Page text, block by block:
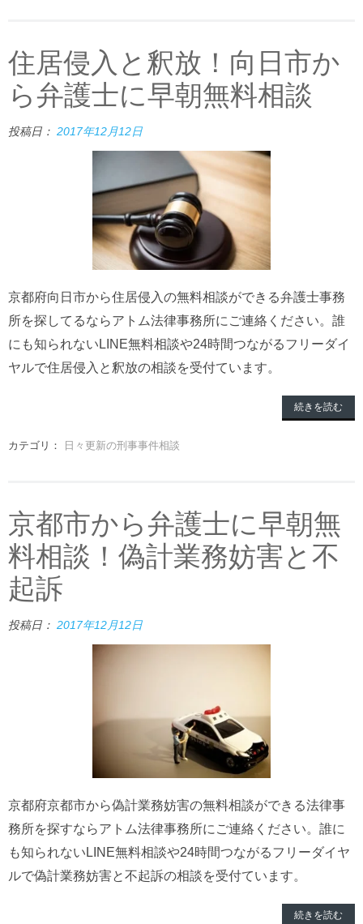
住居侵入と釈放！向日市か
ら弁護士に早朝無料相談
投稿日： 2017年12月12日
京都府向日市から住居侵入の無料相談ができる弁護士事務
所を探してるならアトム法律事務所にご連絡ください。誰
にも知られないLINE無料相談や24時間つながるフリーダイ
ヤルで住居侵入と釈放の相談を受付ています。
続きを読む
カテゴリ： 日々更新の刑事事件相談
京都市から弁護士に早朝無
料相談！偽計業務妨害と不
起訴
投稿日： 2017年12月12日
京都府京都市から偽計業務妨害の無料相談ができる法律事
務所を探すならアトム法律事務所にご連絡ください。誰に
も知られないLINE無料相談や24時間つながるフリーダイヤ
ルで偽計業務妨害と不起訴の相談を受付ています。
続きを読む